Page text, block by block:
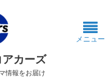
アカーズ
情報をお届け
メニュー